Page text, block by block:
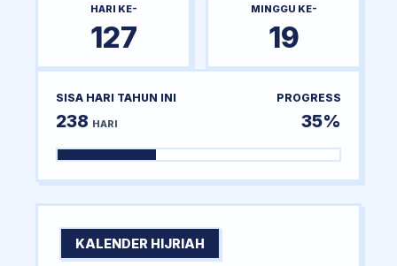
HARI KE-
127
MINGGU KE-
19
SISA HARI TAHUN INI
238 HARI
PROGRESS
35%
KALENDER HIJRIAH